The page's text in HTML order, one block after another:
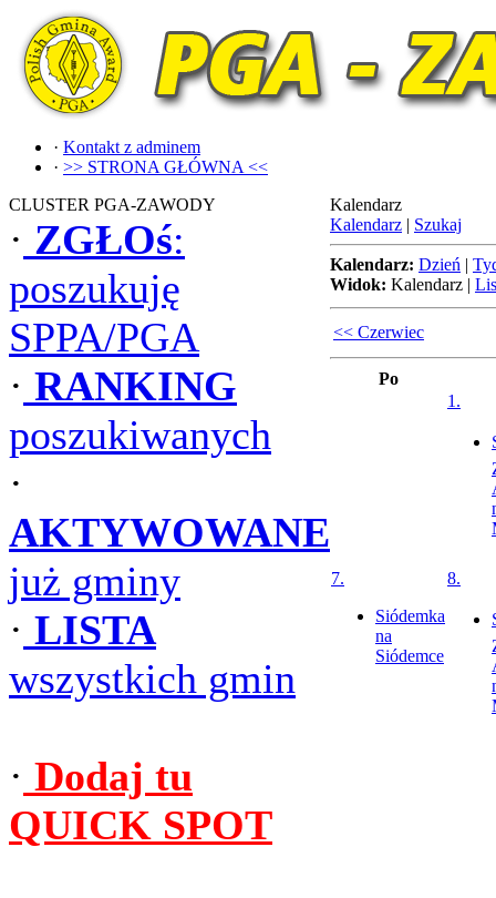
· Kontakt z adminem
· >> STRONA GŁÓWNA <<
CLUSTER PGA-ZAWODY
· ZGŁOś:
poszukuję
SPPA/PGA
· RANKING
poszukiwanych
·
AKTYWOWANE
już gminy
· LISTA
wszystkich gmin
· Dodaj tu
QUICK SPOT
Kalendarz
Kalendarz | Szukaj
Kalendarz: Dzień |
Widok: Kalendarz |
<< Czerwiec
Po
1.
7.
Siódemka
na
Siódemce
8.